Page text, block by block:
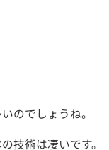
のでしょうね。
技術は凄いです。